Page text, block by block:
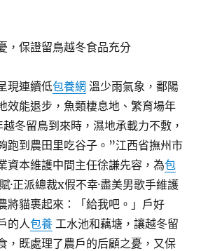
，保證留鳥越冬食品充分
現連續低包養網 溫少雨氣象，鄱陽
效能退步，魚類棲息地、繁育場年
冬留鳥到來時，濕地承載力不敷，
跑到農田里吃谷子。”江西省撫州市
資本維護中間主任徐謙先容，為包
·正派總裁x假不幸·盡美男歌手維護
將貓裹起來：「給我吧。」戶好
的人包養 工水池和藕塘，讓越冬留
，既處理了農戶的后顧之憂，又保